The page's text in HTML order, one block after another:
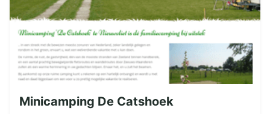
Minicamping De Catshoek